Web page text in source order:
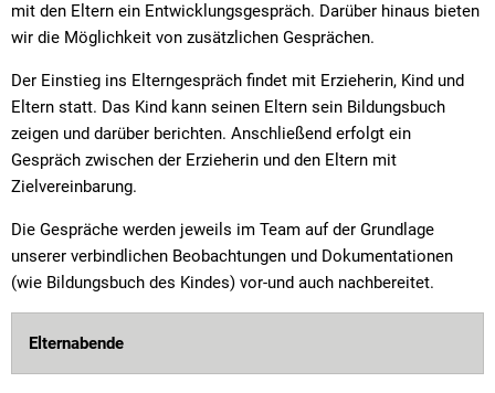
mit den Eltern ein Entwicklungsgespräch. Darüber hinaus bieten
wir die Möglichkeit von zusätzlichen Gesprächen.
Der Einstieg ins Elterngespräch findet mit Erzieherin, Kind und
Eltern statt. Das Kind kann seinen Eltern sein Bildungsbuch
zeigen und darüber berichten. Anschließend erfolgt ein
Gespräch zwischen der Erzieherin und den Eltern mit
Zielvereinbarung.
Die Gespräche werden jeweils im Team auf der Grundlage
unserer verbindlichen Beobachtungen und Dokumentationen
(wie Bildungsbuch des Kindes) vor-und auch nachbereitet.
Elternabende